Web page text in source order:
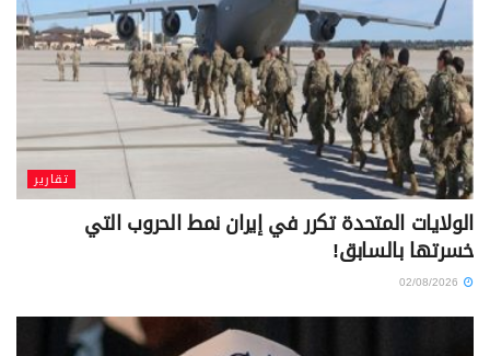
تقارير
الولايات المتحدة تكرر في إيران نمط الحروب التي
خسرتها بالسابق!